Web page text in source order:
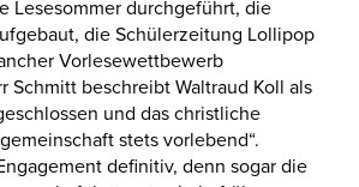
Lesesommer durchgeführt, die
die Schülerzeitung Lollipop
Vorlesewettbewerb
Schmitt beschreibt Waltraud Koll als
und das christliche
stets vorlebend“.
definitiv, denn sogar die